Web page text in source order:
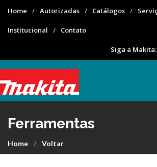
Home Autorizadas Catálogos
Institucional Contato
Siga a Makita:
Ferramentas
Home Voltar